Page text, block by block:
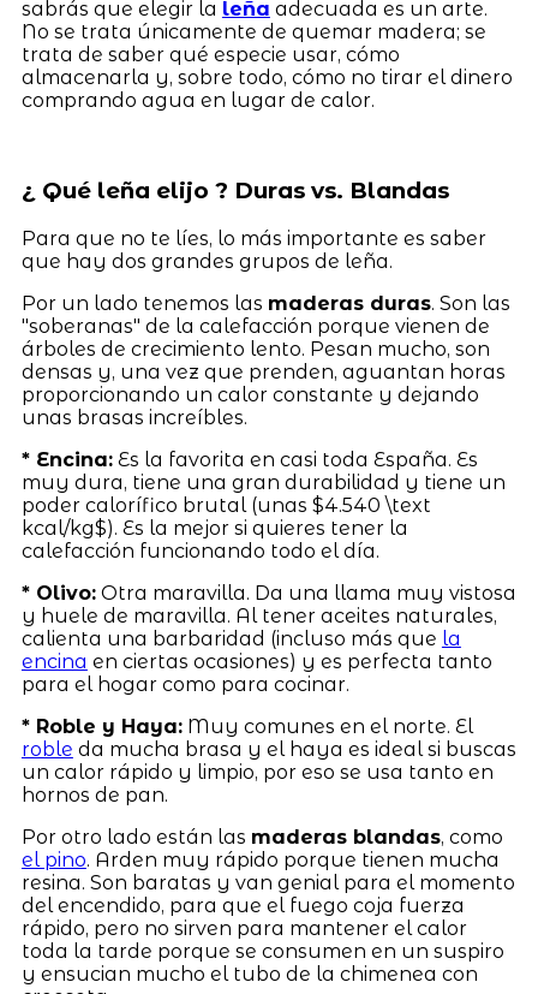
sabrás que elegir la leña adecuada es un arte.
No se trata únicamente de quemar madera; se
trata de saber qué especie usar, cómo
almacenarla y, sobre todo, cómo no tirar el dinero
comprando agua en lugar de calor.
¿ Qué leña elijo ? Duras vs. Blandas
Para que no te líes, lo más importante es saber
que hay dos grandes grupos de leña.
Por un lado tenemos las maderas duras. Son las
"soberanas" de la calefacción porque vienen de
árboles de crecimiento lento. Pesan mucho, son
densas y, una vez que prenden, aguantan horas
proporcionando un calor constante y dejando
unas brasas increíbles.
* Encina:Es la favorita en casi toda España. Es
muy dura, tiene una gran durabilidad y tiene un
poder calorífico brutal (unas $4.540 \text
kcal/kg$). Es la mejor si quieres tener la
calefacción funcionando todo el día.
* Olivo:Otra maravilla. Da una llama muy vistosa
y huele de maravilla. Al tener aceites naturales,
calienta una barbaridad (incluso más que la
encina en ciertas ocasiones) y es perfecta tanto
para el hogar como para cocinar.
* Roble y Haya:Muy comunes en el norte. El
roble da mucha brasa y el haya es ideal si buscas
un calor rápido y limpio, por eso se usa tanto en
hornos de pan.
Por otro lado están las maderas blandas, como
el pino. Arden muy rápido porque tienen mucha
resina. Son baratas y van genial para el momento
del encendido, para que el fuego coja fuerza
rápido, pero no sirven para mantener el calor
toda la tarde porque se consumen en un suspiro
y ensucian mucho el tubo de la chimenea con